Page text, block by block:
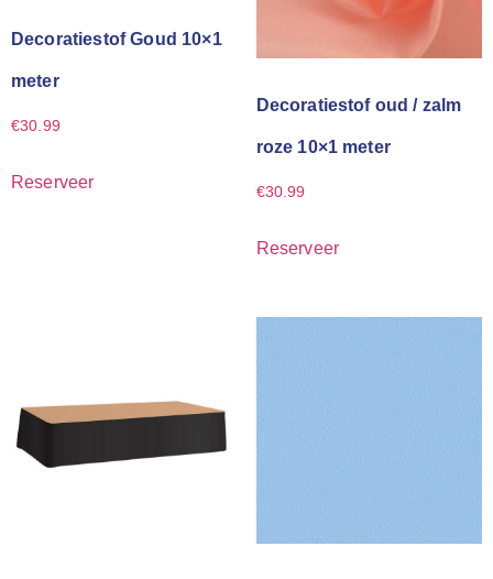
Decoratiestof Goud 10×1
meter
€30.99
Reserveer
Decoratiestof oud / zalm
roze 10×1 meter
€30.99
Reserveer